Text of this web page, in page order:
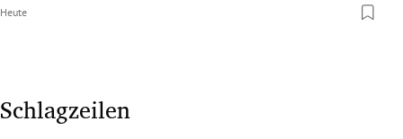
Heute
Schlagzeilen